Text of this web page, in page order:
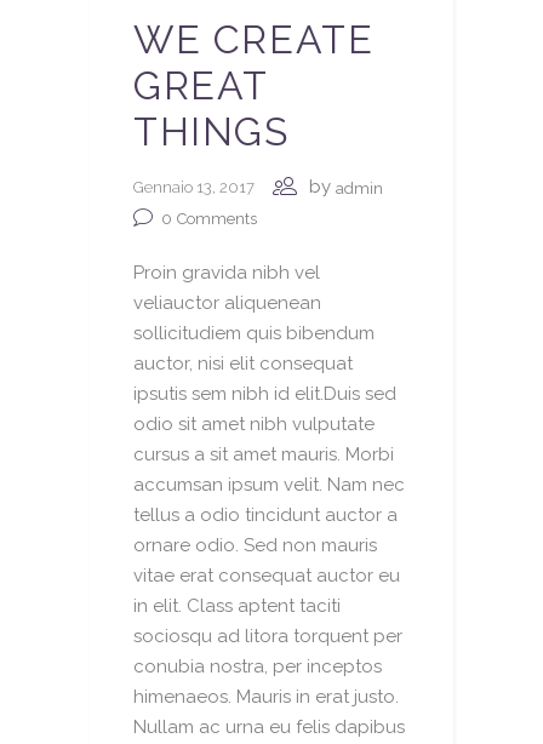
WE CREATE
GREAT
THINGS
Gennaio 13, 2017 by admin
0 Comments
Proin gravida nibh vel
veliauctor aliquenean
sollicitudiem quis bibendum
auctor, nisi elit consequat
ipsutis sem nibh id elit.Duis sed
odio sit amet nibh vulputate
cursus a sit amet mauris. Morbi
accumsan ipsum velit. Nam nec
tellus a odio tincidunt auctor a
ornare odio. Sed non mauris
vitae erat consequat auctor eu
in elit. Class aptent taciti
sociosqu ad litora torquent per
conubia nostra, per inceptos
himenaeos. Mauris in erat justo.
Nullam ac urna eu felis dapibus